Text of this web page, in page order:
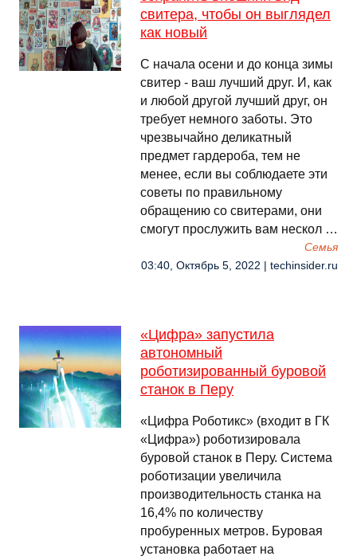
свитера, чтобы он выглядел
как новый
С начала осени и до конца зимы
свитер - ваш лучший друг. И, как
и любой другой лучший друг, он
требует немного заботы. Это
чрезвычайно деликатный
предмет гардероба, тем не
менее, если вы соблюдаете эти
советы по правильному
обращению со свитерами, они
смогут прослужить вам нескол …
Семья
03:40, Октябрь 5, 2022 | techinsider.ru
«Цифра» запустила
автономный
роботизированный буровой
станок в Перу
«Цифра Роботикс» (входит в ГК
«Цифра») роботизировала
буровой станок в Перу. Система
роботизации увеличила
производительность станка на
16,4% по количеству
пробуренных метров. Буровая
установка работает на